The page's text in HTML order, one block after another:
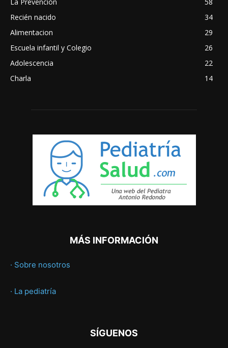
Recién nacido
34
Alimentacion
29
Escuela infantil y Colegio
26
Adolescencia
22
Charla
14
MÁS INFORMACIÓN
· Sobre nosotros
· La pediatría
SÍGUENOS